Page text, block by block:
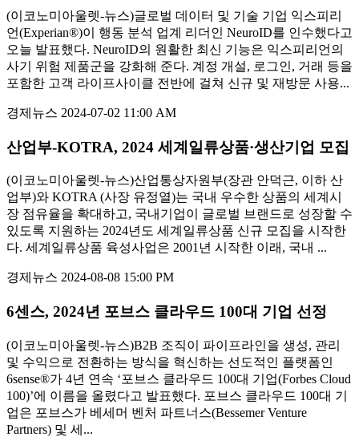
(이코노미아울렛-뉴스)글로벌 데이터 및 기술 기업 익스피리
언(Experian®)이 행동 분석 업계 리더인 NeuroID를 인수했다고
오늘 발표했다. NeuroID의 원활한 최신 기능은 익스피리언의
사기 위험 제품군을 강화해 준다. 계정 개설, 로그인, 거래 등을
포함한 고객 라이프사이클 전반에 걸쳐 신규 및 재방문 사용...
경제뉴스 2024-07-02 11:00 AM
산업부-KOTRA, 2024 세계일류상품·생산기업 모집
(이코노미아울렛-뉴스)산업통상자원부(장관 안덕근, 이하 산
업부)와 KOTRA (사장 유정열)는 국내 우수한 상품의 세계시
장 점유율을 확대하고, 국내기업이 글로벌 브랜드로 성장할 수
있도록 지원하는 2024년도 세계일류상품 신규 모집을 시작한
다. 세계일류상품 육성사업은 2001년 시작한 이래, 국내 ...
경제뉴스 2024-08-08 15:00 PM
6센스, 2024년 포브스 클라우드 100대 기업 선정
(이코노미아울렛-뉴스)B2B 조직이 파이프라인을 생성, 관리
및 수익으로 전환하는 방식을 혁신하는 선도적인 플랫폼인
6sense®가 4년 연속 ‘포브스 클라우드 100대 기업(Forbes Cloud
100)’에 이름을 올렸다고 발표했다. 포브스 클라우드 100대 기
업은 포브스가 베세머 벤처 파트너스(Bessemer Venture
Partners) 및 세...